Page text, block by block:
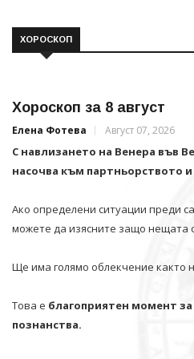
ХОРОСКОП
Хороскоп за 8 август
Елена Фотева Август 07, 2026
С навлизането на Венера във
насочва към партньорството
Ако определени ситуации преди
можете да изясните защо нещата
Ще има голямо облекчение както
Това е благоприятен момент
познанства.